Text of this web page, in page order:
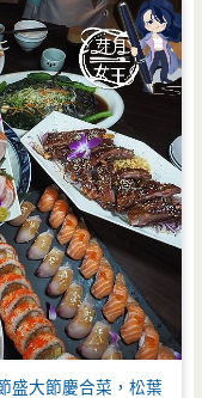
盛大節慶合菜，松葉